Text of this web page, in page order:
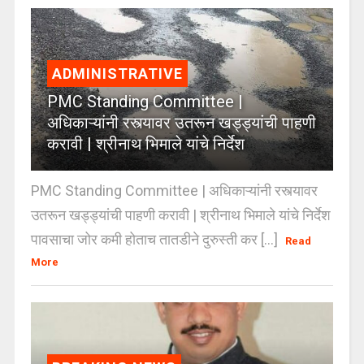
ADMINISTRATIVE
PMC Standing Committee |
अधिकाऱ्यांनी रस्त्यावर उतरून खड्ड्यांची पाहणी
करावी | श्रीनाथ भिमाले यांचे निर्देश
PMC Standing Committee | अधिकाऱ्यांनी रस्त्यावर
उतरून खड्ड्यांची पाहणी करावी | श्रीनाथ भिमाले यांचे निर्देश
पावसाचा जोर कमी होताच तातडीने दुरुस्ती कर [...]
Read
More